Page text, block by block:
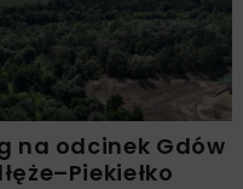
na odcinek Gdów